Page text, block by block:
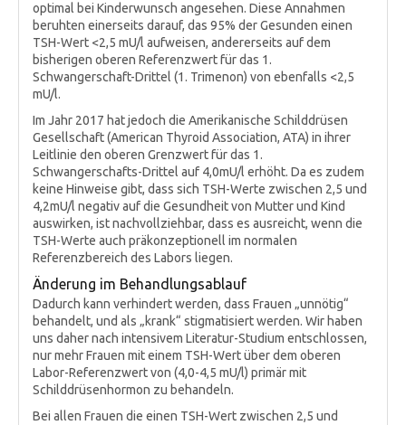
optimal bei Kinderwunsch angesehen. Diese Annahmen
beruhten einerseits darauf, das 95% der Gesunden einen
TSH-Wert <2,5 mU/l aufweisen, andererseits auf dem
bisherigen oberen Referenzwert für das 1.
Schwangerschaft-Drittel (1. Trimenon) von ebenfalls <2,5
mU/l.
Im Jahr 2017 hat jedoch die Amerikanische Schilddrüsen
Gesellschaft (American Thyroid Association, ATA) in ihrer
Leitlinie den oberen Grenzwert für das 1.
Schwangerschafts-Drittel auf 4,0mU/l erhöht. Da es zudem
keine Hinweise gibt, dass sich TSH-Werte zwischen 2,5 und
4,2mU/l negativ auf die Gesundheit von Mutter und Kind
auswirken, ist nachvollziehbar, dass es ausreicht, wenn die
TSH-Werte auch präkonzeptionell im normalen
Referenzbereich des Labors liegen.
Änderung im Behandlungsablauf
Dadurch kann verhindert werden, dass Frauen „unnötig“
behandelt, und als „krank“ stigmatisiert werden. Wir haben
uns daher nach intensivem Literatur-Studium entschlossen,
nur mehr Frauen mit einem TSH-Wert über dem oberen
Labor-Referenzwert von (4,0-4,5 mU/l) primär mit
Schilddrüsenhormon zu behandeln.
Bei allen Frauen die einen TSH-Wert zwischen 2,5 und